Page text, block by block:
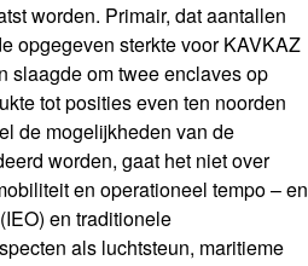
worden. Primair, dat aantallen
opgegeven sterkte voor KAVKAZ
slaagde om twee enclaves op
tot posities even ten noorden
de mogelijkheden van de
worden, gaat het niet over
en operationeel tempo – en
(IEO) en traditionele
als luchtsteun, maritieme